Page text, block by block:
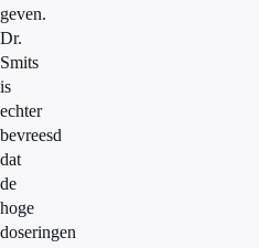
geven.
Dr.
Smits
is
echter
bevreesd
dat
de
hoge
doseringen